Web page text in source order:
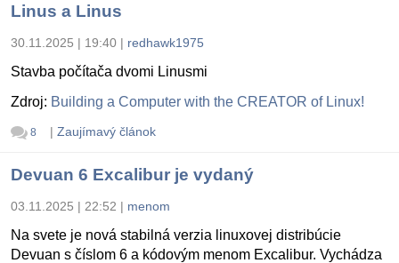
Linus a Linus
30.11.2025 | 19:40 | redhawk1975
Stavba počítača dvomi Linusmi
Zdroj: Building a Computer with the CREATOR of Linux!
8 | Zaujímavý článok
Devuan 6 Excalibur je vydaný
03.11.2025 | 22:52 | menom
Na svete je nová stabilná verzia linuxovej distribúcie
Devuan s číslom 6 a kódovým menom Excalibur. Vychádza